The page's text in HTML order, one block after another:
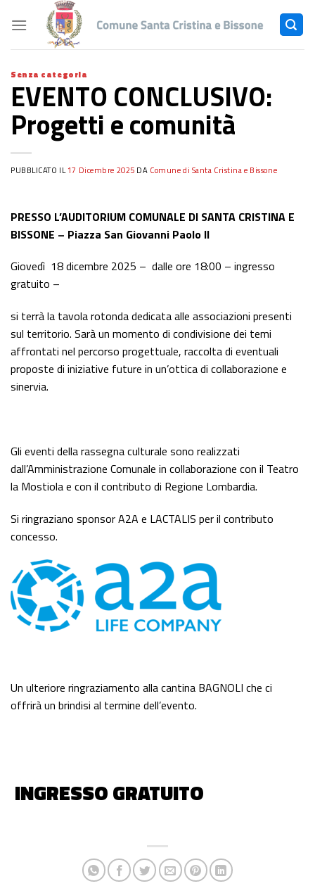
Senza categoria
EVENTO CONCLUSIVO:
Progetti e comunità
PUBBLICATO IL17 Dicembre 2025 DA Comune di Santa Cristina e Bissone
PRESSO L’AUDITORIUM COMUNALE DI SANTA CRISTINA E
BISSONE – Piazza San Giovanni Paolo II
Giovedì 18 dicembre 2025 – dalle ore 18:00 – ingresso
gratuito –
si terrà la tavola rotonda dedicata alle associazioni presenti
sul territorio. Sarà un momento di condivisione dei temi
affrontati nel percorso progettuale, raccolta di eventuali
proposte di iniziative future in un’ottica di collaborazione e
sinervia.
Gli eventi della rassegna culturale sono realizzati
dall’Amministrazione Comunale in collaborazione con il Teatro
la Mostiola e con il contributo di Regione Lombardia.
Si ringraziano sponsor A2A e LACTALIS per il contributo
concesso.
Un ulteriore ringraziamento alla cantina BAGNOLI che ci
offrirà un brindisi al termine dell’evento.
INGRESSO GRATUITO